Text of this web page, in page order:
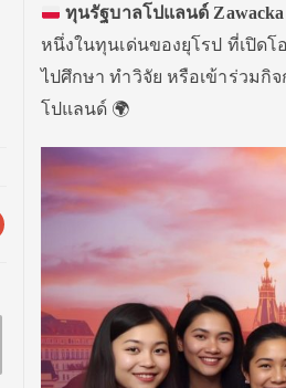
ทุนรัฐบาลโปแลนด์ Zawacka
หนึ่งในทุนเด่นของยุโรป ที่เปิด
ไปศึกษา ทำวิจัย หรือเข้าร่วมกิ
โปแลนด์ 🌍